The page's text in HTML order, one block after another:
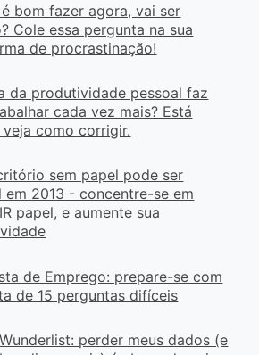
bom fazer agora, vai ser
Cole essa pergunta na sua
de procrastinação!
da produtividade pessoal faz
cada vez mais? Está
veja como corrigir.
sem papel pode ser
em 2013 - concentre-se em
papel, e aumente sua
de Emprego: prepare-se com
de 15 perguntas difíceis
perder meus dados (e